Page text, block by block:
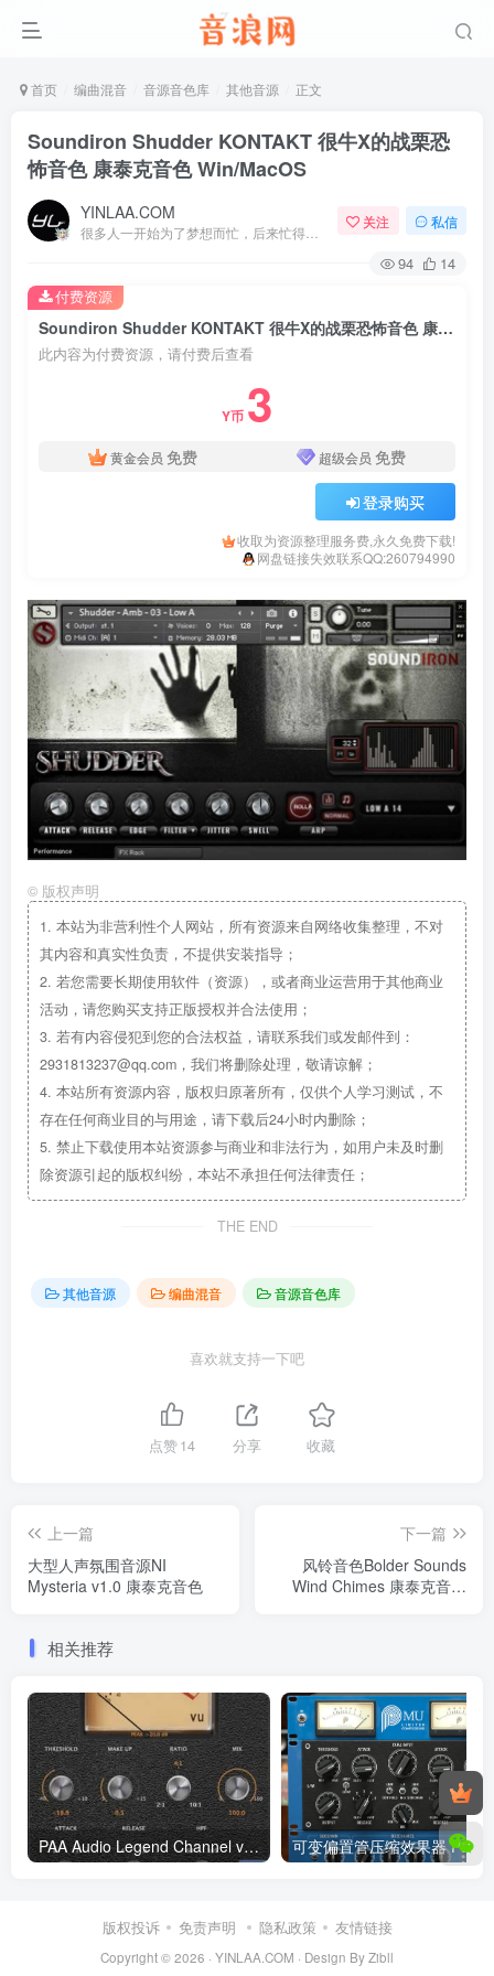
首页 编曲混音 音源音色库 其他音源 正文
Soundiron Shudder KONTAKT 很牛X的战栗恐
怖音色 康泰克音色 Win/MacOS
YINLAA.COM 关注 私信
94 14
Soundiron Shudder KONTAKT 很牛X的战栗恐怖音色 康泰克音色 Win/MacOS
此内容为付费资源，请付费后查看
Y币 3
黄金会员 免费 超级会员 免费
登录购买
收取为资源整理服务费,永久免费下载!
网盘链接失效联系QQ:260794990
付费资源
© 版权声明
1. 本站为非营利性个人网站，所有资源来自网络收集整理，不对
其内容和真实性负责，不提供安装指导；
2. 若您需要长期使用软件（资源），或者商业运营用于其他商业
活动，请您购买支持正版授权并合法使用；
3. 若有内容侵犯到您的合法权益，请联系我们或发邮件到：
2931813237@qq.com，我们将删除处理，敬请谅解；
4. 本站所有资源内容，版权归原著所有，仅供个人学习测试，不
存在任何商业目的与用途，请下载后24小时内删除；
5. 禁止下载使用本站资源参与商业和非法行为，如用户未及时删
除资源引起的版权纠纷，本站不承担任何法律责任；
THE END
其他音源 编曲混音 音源音色库
喜欢就支持一下吧
点赞14 分享 收藏
上一篇
大型人声氛围音源NI
Mysteria v1.0 康泰克音色
下一篇
风铃音色Bolder Sounds
Wind Chimes 康泰克音色
相关推荐
PAA Audio Legend Channel v1.24 Rev1 WiN
版权投诉 免责声明 隐私政策 友情链接
Copyright © 2026 · YINLAA.COM · Design By Zibll